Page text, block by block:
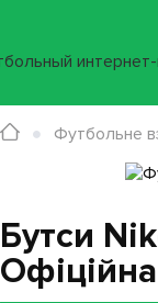
Бутси
Футбольне